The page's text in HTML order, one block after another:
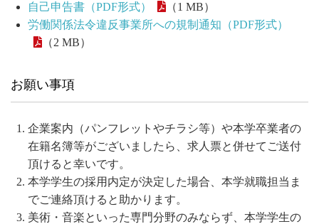
自己申告書（PDF形式）
（1 MB）
労働関係法令違反事業所への規制通知（PDF形式）
（2 MB）
お願い事項
企業案内（パンフレットやチラシ等）や本学卒業者の
在籍名簿等がございましたら、求人票と併せてご送付
頂けると幸いです。
本学学生の採用内定が決定した場合、本学就職担当ま
でご連絡頂けると助かります。
美術・音楽といった専門分野のみならず、本学学生の